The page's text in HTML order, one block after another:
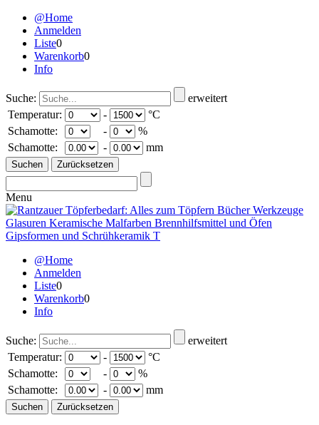
@Home
Anmelden
Liste0
Warenkorb0
Info
Suche:
erweitert
Temperatur:
-
°C
Schamotte:
-
%
Schamotte:
- mm
Menu
@Home
Anmelden
Liste0
Warenkorb0
Info
Suche:
erweitert
Temperatur:
-
°C
Schamotte:
-
%
Schamotte:
- mm